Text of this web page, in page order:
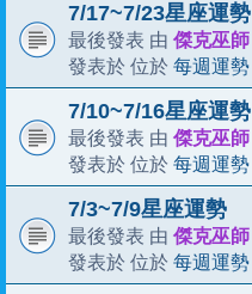
7/17~7/23星座運勢
最後發表 由 傑克巫師
發表於 位於 每週運勢
7/10~7/16星座運勢
最後發表 由 傑克巫師
發表於 位於 每週運勢
7/3~7/9星座運勢
最後發表 由 傑克巫師
發表於 位於 每週運勢